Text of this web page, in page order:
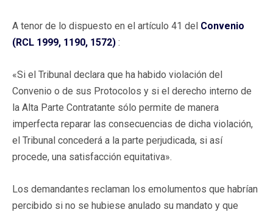
A tenor de lo dispuesto en el artículo 41 del Convenio
(RCL 1999, 1190, 1572) :
«Si el Tribunal declara que ha habido violación del
Convenio o de sus Protocolos y si el derecho interno de
la Alta Parte Contratante sólo permite de manera
imperfecta reparar las consecuencias de dicha violación,
el Tribunal concederá a la parte perjudicada, si así
procede, una satisfacción equitativa».
Los demandantes reclaman los emolumentos que habrían
percibido si no se hubiese anulado su mandato y que